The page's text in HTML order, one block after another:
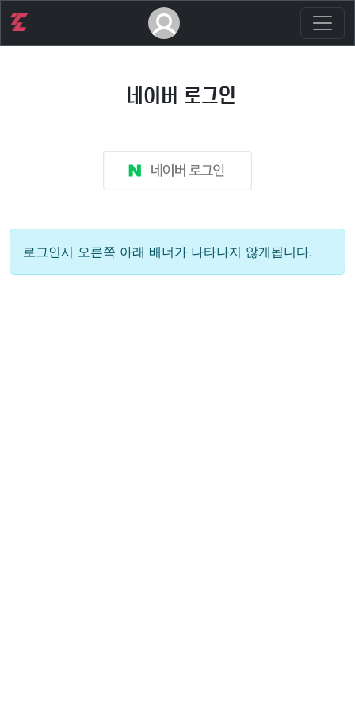
네이버 로그인
로그인시 오른쪽 아래 배너가 나타나지 않게됩니다.